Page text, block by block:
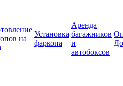
на
Установка
фаркопа
Аренда
багажников
и
автобоксов